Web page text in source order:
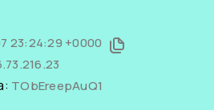
23:24:29 +0000
TObEreepAuQ1